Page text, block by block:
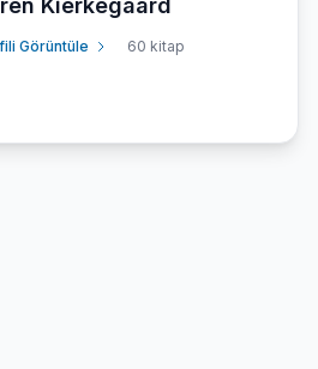
Kierkegaard
Görüntüle 60 kitap